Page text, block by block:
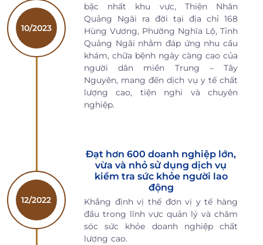
10/2023
bậc nhất khu vực, Thiện Nhân
Quảng Ngãi ra đời tại địa chỉ 168
Hùng Vương, Phường Nghĩa Lộ, Tỉnh
Quảng Ngãi nhằm đáp ứng nhu cầu
khám, chữa bệnh ngày càng cao của
người dân miền Trung – Tây
Nguyên, mang đến dịch vụ y tế chất
lượng cao, tiện nghi và chuyên
nghiệp.
12/2022
Đạt hơn 600 doanh nghiệp lớn,
vừa và nhỏ sử dụng dịch vụ
kiểm tra sức khỏe người lao
động
Khẳng định vị thế đơn vị y tế hàng
đầu trong lĩnh vực quản lý và chăm
sóc sức khỏe doanh nghiệp chất
lượng cao.